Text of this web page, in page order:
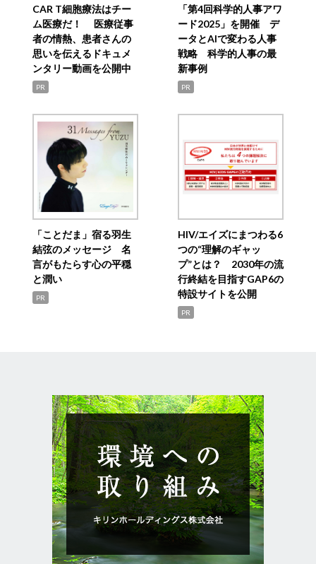
CAR T細胞療法はチー
ム医療だ！ 医療従事
者の情熱、患者さんの
思いを伝えるドキュメ
ンタリー動画を公開中
PR
「第4回科学的人事アワ
ード2025」を開催 デ
ータとAIで変わる人事
戦略 科学的人事の最
新事例
PR
「ことだま」宿る羽生
結弦のメッセージ 名
言がもたらす心の平穏
と潤い
PR
HIV/エイズにまつわる6
つの“理解のギャッ
プ”とは？ 2030年の流
行終結を目指すGAP6の
特設サイトを公開
PR